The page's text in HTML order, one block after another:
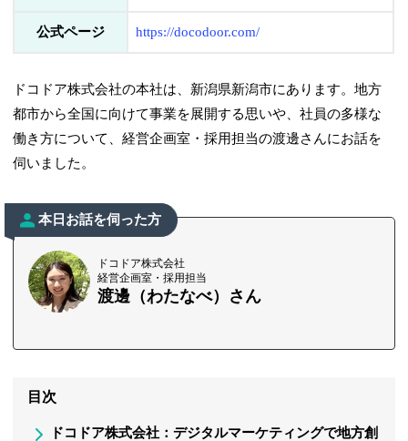
公式ページ https://docodoor.com/
ドコドア株式会社の本社は、新潟県新潟市にあります。地方
都市から全国に向けて事業を展開する思いや、社員の多様な
働き方について、経営企画室・採用担当の渡邊さんにお話を
伺いました。
本日お話を伺った方
ドコドア株式会社
経営企画室・採用担当
渡邊（わたなべ）さん
目次
ドコドア株式会社：デジタルマーケティングで地方創